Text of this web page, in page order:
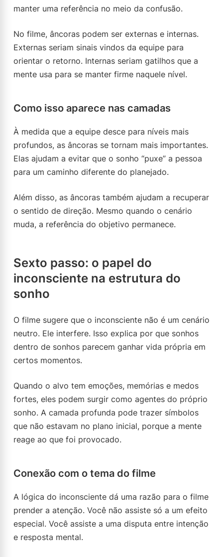
manter uma referência no meio da confusão.
No filme, âncoras podem ser externas e internas.
Externas seriam sinais vindos da equipe para
orientar o retorno. Internas seriam gatilhos que a
mente usa para se manter firme naquele nível.
Como isso aparece nas camadas
À medida que a equipe desce para níveis mais
profundos, as âncoras se tornam mais importantes.
Elas ajudam a evitar que o sonho “puxe” a pessoa
para um caminho diferente do planejado.
Além disso, as âncoras também ajudam a recuperar
o sentido de direção. Mesmo quando o cenário
muda, a referência do objetivo permanece.
Sexto passo: o papel do
inconsciente na estrutura do
sonho
O filme sugere que o inconsciente não é um cenário
neutro. Ele interfere. Isso explica por que sonhos
dentro de sonhos parecem ganhar vida própria em
certos momentos.
Quando o alvo tem emoções, memórias e medos
fortes, eles podem surgir como agentes do próprio
sonho. A camada profunda pode trazer símbolos
que não estavam no plano inicial, porque a mente
reage ao que foi provocado.
Conexão com o tema do filme
A lógica do inconsciente dá uma razão para o filme
prender a atenção. Você não assiste só a um efeito
especial. Você assiste a uma disputa entre intenção
e resposta mental.